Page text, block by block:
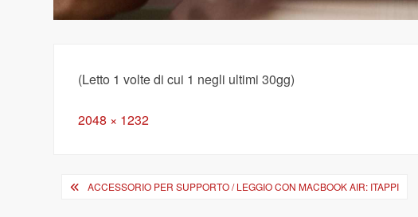
(Letto 1 volte di cui 1 negli ultimi 30gg)
Full
2048 × 1232
Navigazione
ACCESSORIO PER SUPPORTO / LEGGIO CON MACBOOK AIR: ITAPPI